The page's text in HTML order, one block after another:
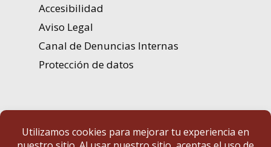
Accesibilidad
Aviso Legal
Canal de Denuncias Internas
Protección de datos